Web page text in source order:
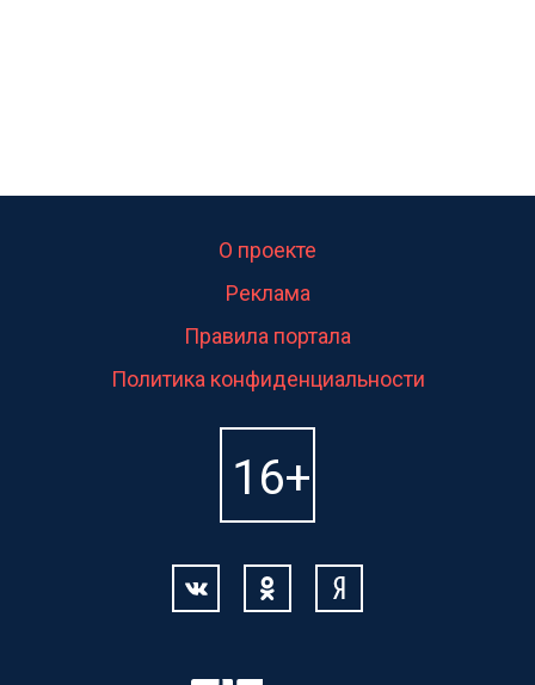
О проекте
Реклама
Правила портала
Политика конфиденциальности